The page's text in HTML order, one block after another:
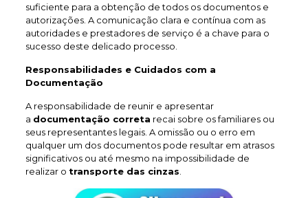
suficiente para a obtenção de todos os documentos e
autorizações. A comunicação clara e contínua com as
autoridades e prestadores de serviço é a chave para o
sucesso deste delicado processo.
Responsabilidades e Cuidados com a
Documentação
A responsabilidade de reunir e apresentar
a documentação correta recai sobre os familiares ou
seus representantes legais. A omissão ou o erro em
qualquer um dos documentos pode resultar em atrasos
significativos ou até mesmo na impossibilidade de
realizar o transporte das cinzas